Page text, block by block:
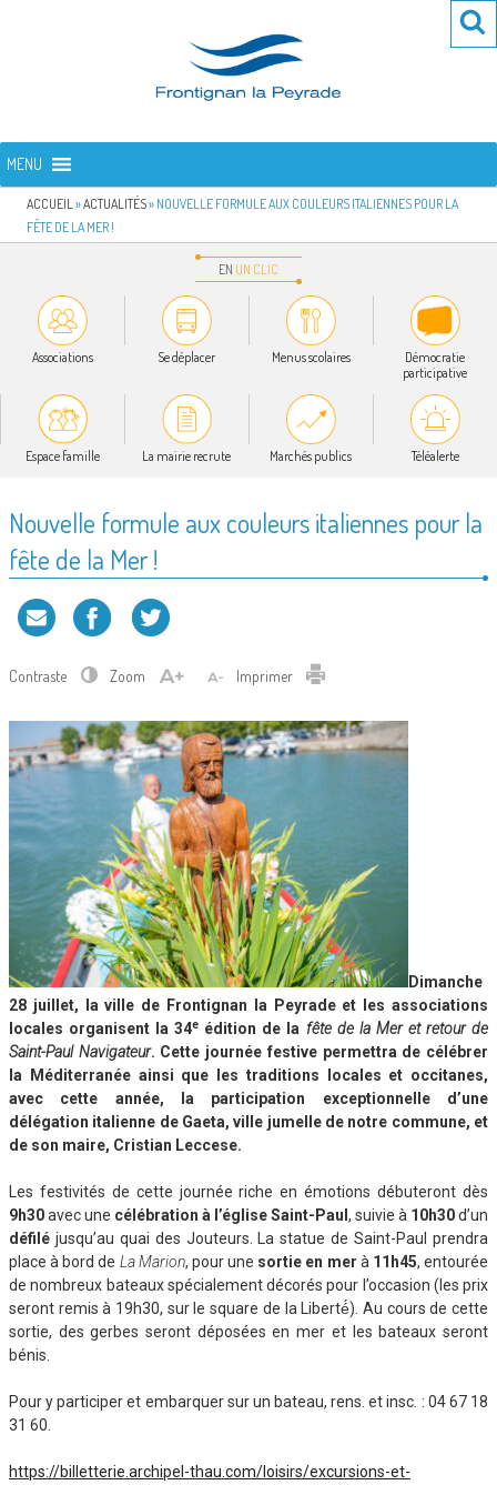
FRONTIGNAN LA PEYRADE
MENU
ACCUEIL »ACTUALITÉS» NOUVELLE FORMULE AUX COULEURS ITALIENNES POUR LA
FÊTE DE LA MER !
EN UN CLIC
Associations Se déplacer Menus scolaires
Démocratie
participative
Espace famille La mairie recrute Marchés publics Téléalerte
Nouvelle formule aux couleurs italiennes pour la
fête de la Mer !
Contraste Zoom Imprimer
Dimanche
28 juillet, la ville de Frontignan la Peyrade et les associations
locales organisent la 34e édition de la fete de la Mer et retour de
Saint-Paul Navigateur. Cette journée festive permettra d e célébrer
la Méditerranée ainsi que les traditions locales et occitanes,
avec cette année, la participation exceptionnelle d’une
délégation italienne de Gaeta, ville jumelle de notre commune, et
de son maire, Cristian Leccese.
Les festivités de cette journée riche en émotions débuteront dès
9h30avec une célébration à l’église Saint-Paul , suivie à 10h30d’un
défilé jusqu’au quai des Jouteurs. La statue de Saint-Paul prendra
place à bord de La Marion, pour une sortie en mer à 11h45, entourée
de nombreux bateaux spécialement décorés pour l’occasion (les prix
seront remis à 19h30, sur le square de la Liberté́). Au cours de cette
sortie, des gerbes seront déposées en mer et les bateaux seront
bénis.
Pour y participer et embarquer sur un bateau, rens. et insc. : 04 67 18
31 60.
https://billetterie.archipel-thau.com/loisirs/excursions-et-